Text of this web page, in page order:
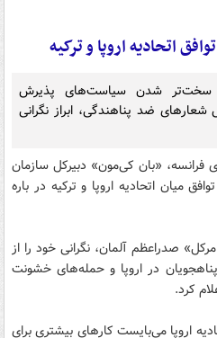
اتحادیه اروپا و ترکیه
سخت‌تر شدن سیاست‌های پذیرش
شعار‌های ضد پناهندگی، ابراز نگرانی
فرانسه، «بان کی‌مون» دبیرکل سازمان
میان اتحادیه اروپا و ترکیه در باره
صدراعظم آلمان، نگرانی خود را از
در اروپا و حمله‌های خشونت
کرد.
اروپا می‌بایست کار‌های بیشتری برای